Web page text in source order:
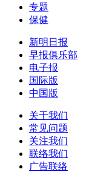
专题
保健
新明日报
早报俱乐部
电子报
国际版
中国版
关于我们
常见问题
关注我们
联络我们
广告联络